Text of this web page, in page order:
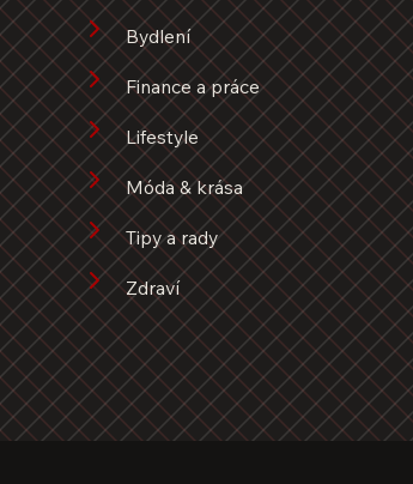
Bydlení
Finance a práce
Lifestyle
Móda & krása
Tipy a rady
Zdraví